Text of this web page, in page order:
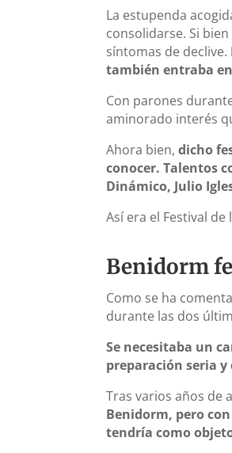
La estupenda
consolidarse. Si
síntomas de declive.
también entraba
Con parones
aminorado interés
Ahora bien,dicho
conocer. Talentos
Dinámico, Julio
Así era el Festival de
Benidorm
Como se ha
durante las dos
Se necesitaba un
preparación seria
Tras varios años de
Benidorm, pero
tendría como